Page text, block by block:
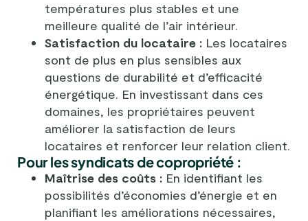
températures plus stables et une
meilleure qualité de l’air intérieur.
Satisfaction du locataire : Les locataires
sont de plus en plus sensibles aux
questions de durabilité et d’efficacité
énergétique. En investissant dans ces
domaines, les propriétaires peuvent
améliorer la satisfaction de leurs
locataires et renforcer leur relation client.
Pour les syndicats de copropriété :
Maîtrise des coûts : En identifiant les
possibilités d’économies d’énergie et en
planifiant les améliorations nécessaires,